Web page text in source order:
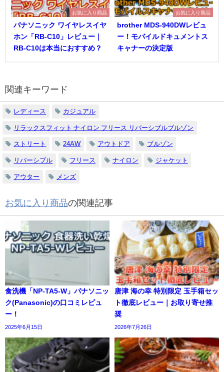
お気に入り商品
パナソニック ワイヤレスイヤ
ホン「RB-C10」レビュー｜
RB-C10は本当におすすめ？
お気に入り商品
brother MDS-940DWレビュ
ー！モバイルドキュメントス
キャナーの決定版
関連キーワード
レディース カジュアル
リラックスフィット ナイロン フリース リバーシブルブルゾン
ストリート 24AW アウトドア ブルゾン
リバーシブル フリース ナイロン ジャケット
アウター メンズ
お気に入り商品の関連記事
食洗機「NP-TA5-W」パナソニッ
ク(Panasonic)の口コミレビュ
ー！
2025年6月15日
唐津 海の幸 特別限定 玉手箱セッ
ト徹底レビュー｜お取り寄せ推
奨
2026年7月26日